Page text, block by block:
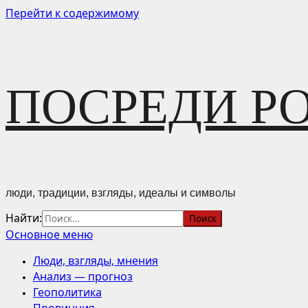
Перейти к содержимому
ПОСРЕДИ
люди, традиции, взгляды, идеалы и символы
Найти:
Основное меню
Люди, взгляды, мнения
Анализ — прогноз
Геополитика